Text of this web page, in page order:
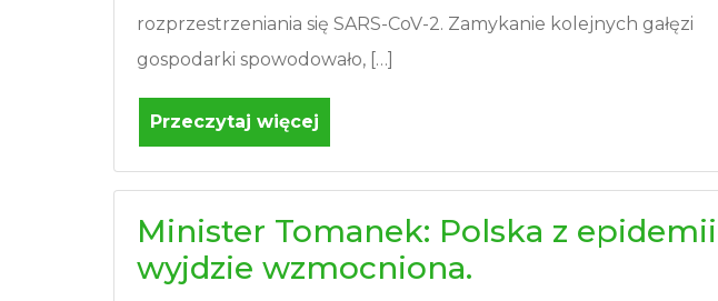
rozprzestrzeniania się SARS-CoV-2. Zamykanie kolejnych gałęzi
gospodarki spowodowało, […]
Przeczytaj więcej
Minister Tomanek: Polska z epidemii
wyjdzie wzmocniona.